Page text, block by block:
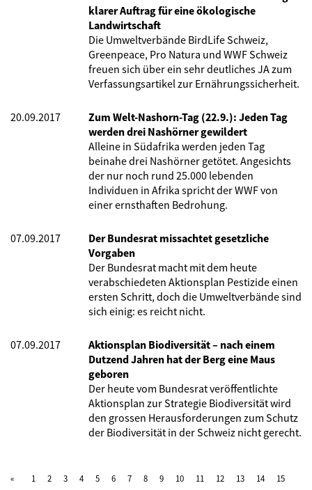
klarer Auftrag für eine ökologische
Landwirtschaft
Die Umweltverbände BirdLife Schweiz,
Greenpeace, Pro Natura und WWF Schweiz
freuen sich über ein sehr deutliches JA zum
Verfassungsartikel zur Ernährungssicherheit.
20.09.2017
Zum Welt-Nashorn-Tag (22.9.): Jeden Tag
werden drei Nashörner gewildert
Alleine in Südafrika werden jeden Tag
beinahe drei Nashörner getötet. Angesichts
der nur noch rund 25.000 lebenden
Individuen in Afrika spricht der WWF von
einer ernsthaften Bedrohung.
07.09.2017
Der Bundesrat missachtet gesetzliche
Vorgaben
Der Bundesrat macht mit dem heute
verabschiedeten Aktionsplan Pestizide einen
ersten Schritt, doch die Umweltverbände sind
sich einig: es reicht nicht.
07.09.2017
Aktionsplan Biodiversität – nach einem
Dutzend Jahren hat der Berg eine Maus
geboren
Der heute vom Bundesrat veröffentlichte
Aktionsplan zur Strategie Biodiversität wird
den grossen Herausforderungen zum Schutz
der Biodiversität in der Schweiz nicht gerecht.
1 2 3 4 5 6 7 8 9 10 11 12 13 14
15